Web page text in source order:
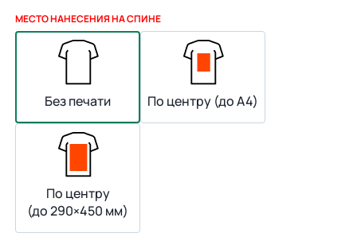
МЕСТО НАНЕСЕНИЯ НА СПИНЕ
Без печати По центру (до А4)
По центру
(до 290×450 мм)